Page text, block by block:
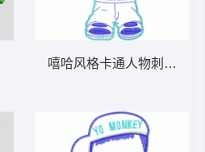
绣 嘻哈风格卡通人物刺绣图